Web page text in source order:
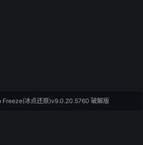
冰点还原)v9.0.20.5760 破解版